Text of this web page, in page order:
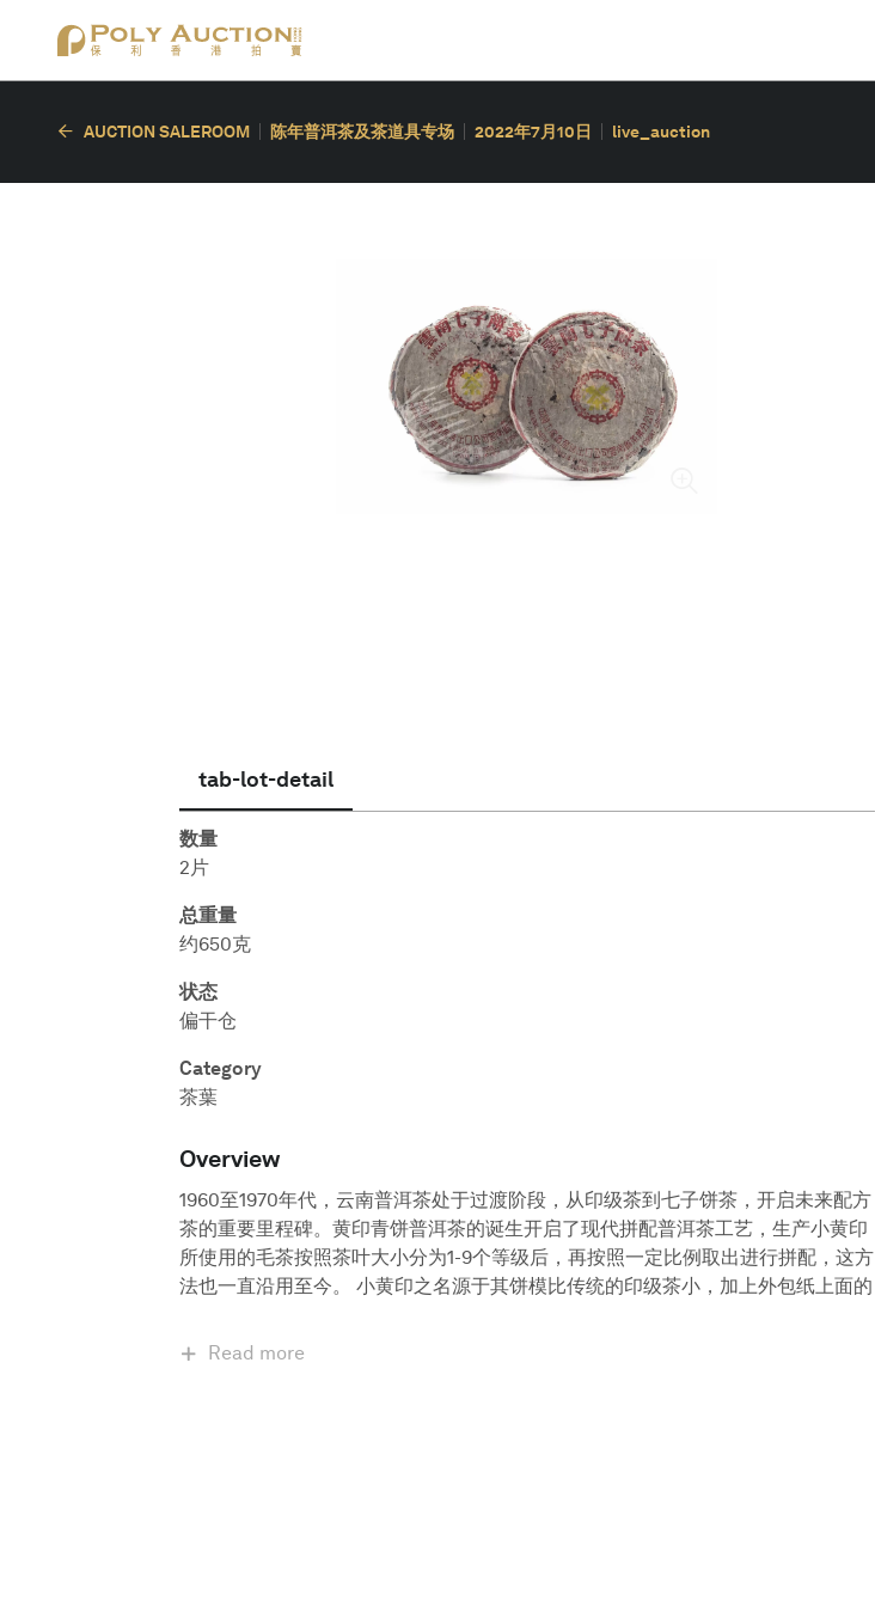
AUCTION SALEROOM 陈年普洱茶及茶道具专场 2022年7月10日 live_auction
tab-lot-detail
数量
2片
总重量
约650克
状态
偏干仓
Category
茶葉
Overview
1960至1970年代，云南普洱茶处于过渡阶段，从印级茶到七子饼茶，开启未来配方
茶的重要里程碑。黄印青饼普洱茶的诞生开启了现代拼配普洱茶工艺，生产小黄印
所使用的毛茶按照茶叶大小分为1-9个等级后，再按照一定比例取出进行拼配，这方
法也一直沿用至今。 小黄印之名源于其饼模比传统的印级茶小，加上外包纸上面的
Read more